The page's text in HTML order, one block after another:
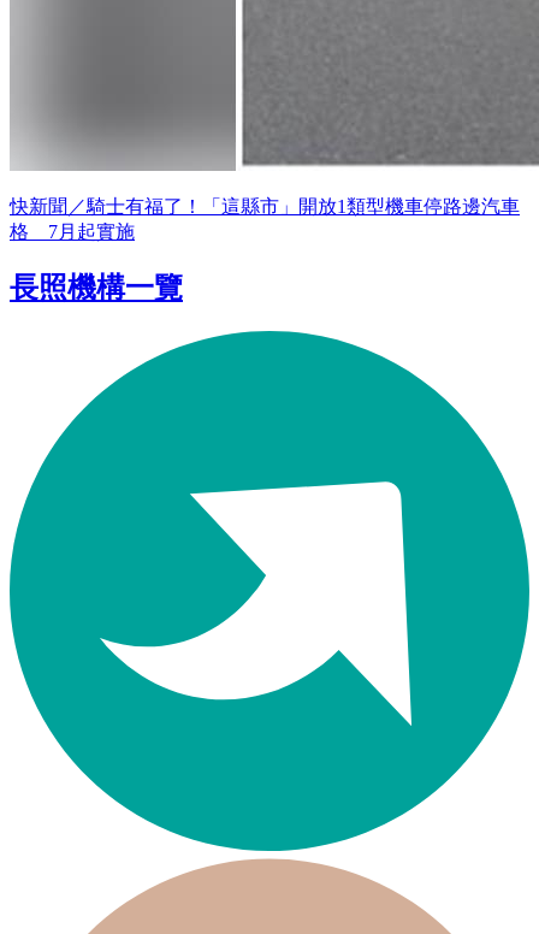
快新聞／騎士有福了！「這縣市」開放1類型機車停路邊汽車
格 7月起實施
長照機構一覽